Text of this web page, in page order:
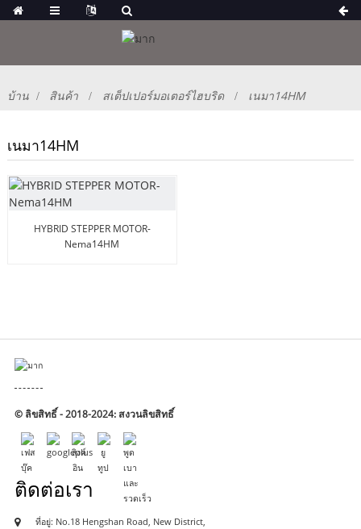
บ้าน สินค้า สเต็ปเปอร์มอเตอร์ไฮบริด เนมา14HM
เนมา14HM
HYBRID STEPPER MOTOR-
Nema14HM
© ลิขสิทธิ์ - 2018-2024: สงวนลิขสิทธิ์
ติดต่อเรา
ที่อยู่: No.18 Hengshan Road, New District,